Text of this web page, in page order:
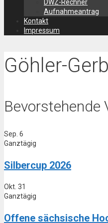
DWZ-Rechner
Aufnahmeantrag
Kontakt
Impressum
Göhler-
Bevorstehende
Sep. 6
Ganztägig
Silbercup 2026
Okt. 31
Ganztägig
Offene sächsische